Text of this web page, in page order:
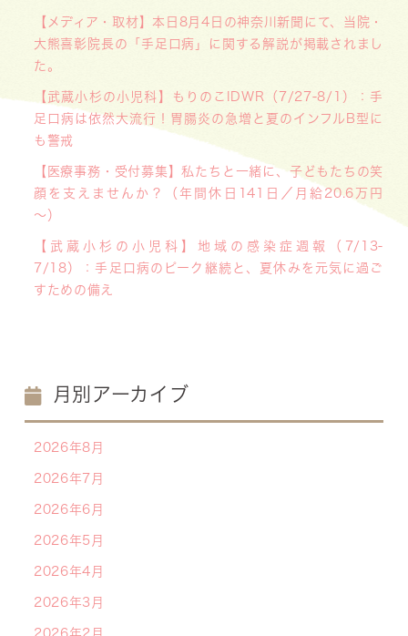
【メディア・取材】本日8月4日の神奈川新聞にて、当院・
大熊喜彰院長の「手足口病」に関する解説が掲載されまし
た。
【武蔵小杉の小児科】もりのこIDWR（7/27-8/1）：手
足口病は依然大流行！胃腸炎の急増と夏のインフルB型に
も警戒
【医療事務・受付募集】私たちと一緒に、子どもたちの笑
顔を支えませんか？（年間休日141日／月給20.6万円
～）
【武蔵小杉の小児科】地域の感染症週報（7/13-
7/18）：手足口病のピーク継続と、夏休みを元気に過ご
すための備え
月別アーカイブ
2026年8月
2026年7月
2026年6月
2026年5月
2026年4月
2026年3月